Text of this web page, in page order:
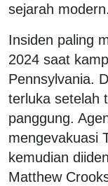
sejarah modern.
Insiden paling
2024 saat
Pennsylvania.
terluka setelah
panggung.
mengevakuasi
kemudian
Matthew